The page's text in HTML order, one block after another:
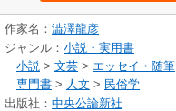
作家名： 澁澤龍彦
ジャンル： 小説・実用書
小説 > 文芸 > エッセイ・随筆
専門書 > 人文 > 民俗学
出版社： 中央公論新社